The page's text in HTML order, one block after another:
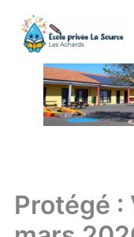
contenu
Protégé :